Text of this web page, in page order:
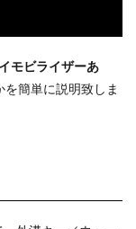
イモビライザーあ
簡単に説明致しま